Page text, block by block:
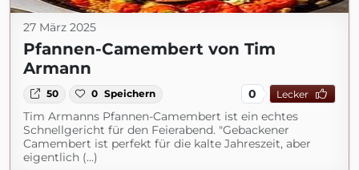
27 März 2025
Pfannen-Camembert von Tim
Armann
50 0 Speichern 0 Lecker
Tim Armanns Pfannen-Camembert ist ein echtes
Schnellgericht für den Feierabend. "Gebackener
Camembert ist perfekt für die kalte Jahreszeit, aber
eigentlich (...)